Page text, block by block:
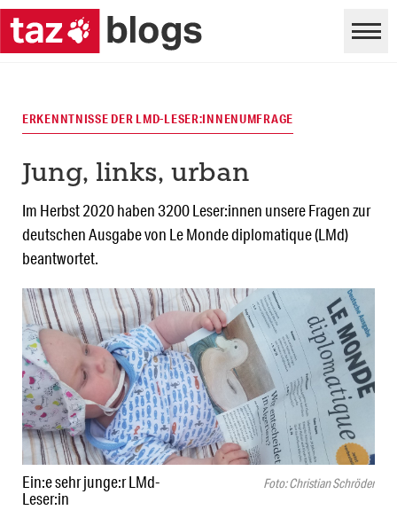
Ein:e sehr junge:r LMd-
Leser:in
Foto: Christian Schröder
ERKENNTNISSE DER LMD-LESER:INNENUMFRAGE
Jung, links, urban
Im Herbst 2020 haben 3200 Leser:innen unsere Fragen zur
deutschen Ausgabe von Le Monde diplomatique (LMd)
beantwortet.